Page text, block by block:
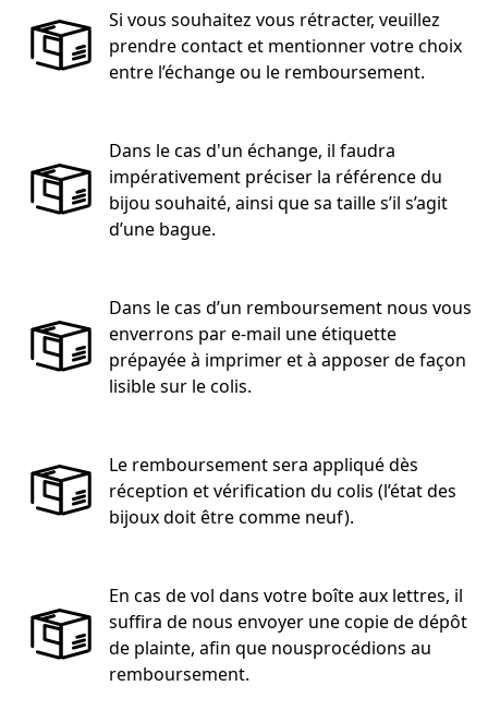
Si vous souhaitez vous rétracter, veuillez
prendre contact et mentionner votre choix
entre l’échange ou le remboursement.
Dans le cas d'un échange, il faudra
impérativement préciser la référence du
bijou souhaité, ainsi que sa taille s’il s’agit
d’une bague.
Dans le cas d’un remboursement nous vous
enverrons par e-mail une étiquette
prépayée à imprimer et à apposer de façon
lisible sur le colis.
Le remboursement sera appliqué dès
réception et vérification du colis (l’état des
bijoux doit être comme neuf).
En cas de vol dans votre boîte aux lettres, il
suffira de nous envoyer une copie de dépôt
de plainte, afin que nousprocédions au
remboursement.